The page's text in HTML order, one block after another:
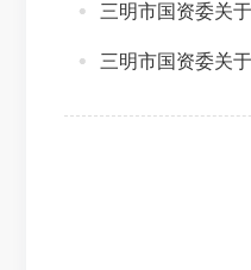
三明市国资委关
三明市国资委关